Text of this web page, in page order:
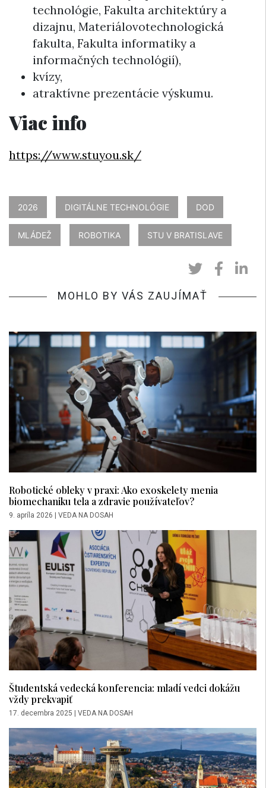
technológie, Fakulta architektúry a
dizajnu, Materiálovotechnologická
fakulta, Fakulta informatiky a
informačných technológií),
kvízy,
atraktívne prezentácie výskumu.
Viac info
https://www.stuyou.sk/
2026 DIGITÁLNE TECHNOLÓGIE DOD
MLÁDEŽ ROBOTIKA STU V BRATISLAVE
MOHLO BY VÁS ZAUJÍMAŤ
Robotické obleky v praxi: Ako exoskelety menia
biomechaniku tela a zdravie používateľov?
9. apríla 2026 | VEDA NA DOSAH
Študentská vedecká konferencia: mladí vedci dokážu
vždy prekvapiť
17. decembra 2025 | VEDA NA DOSAH